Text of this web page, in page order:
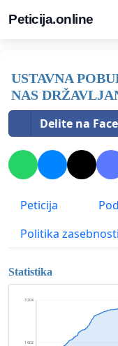
Peticija.online
USTAVNA
NAS
Delite na
Peticija
Politika zasebnosti
Statistika
1 602
3 204